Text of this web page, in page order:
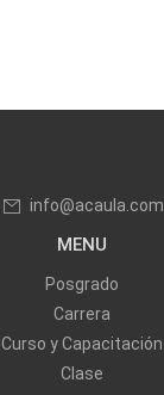
info@acaula.com
MENU
Posgrado
Carrera
Curso y Capacitación
Clase